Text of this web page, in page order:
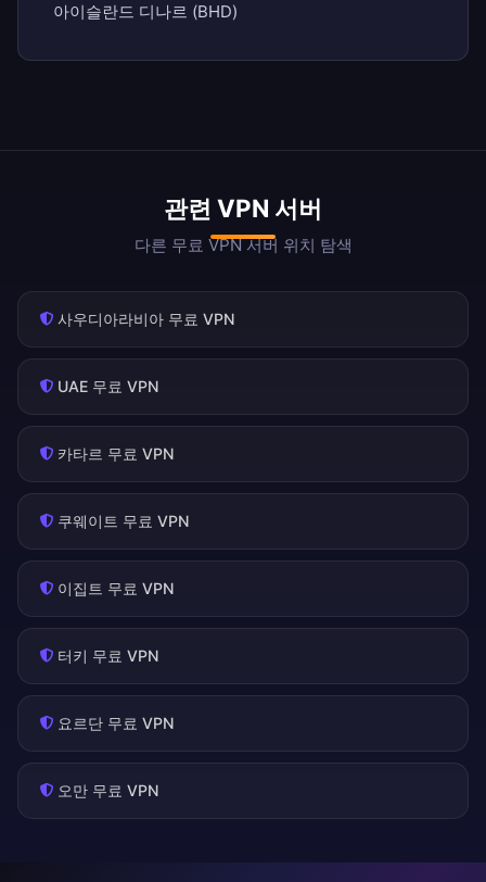
아이슬란드 디나르 (BHD)
관련 VPN 서버
다른 무료 VPN 서버 위치 탐색
사우디아라비아 무료 VPN
UAE 무료 VPN
카타르 무료 VPN
쿠웨이트 무료 VPN
이집트 무료 VPN
터키 무료 VPN
요르단 무료 VPN
오만 무료 VPN